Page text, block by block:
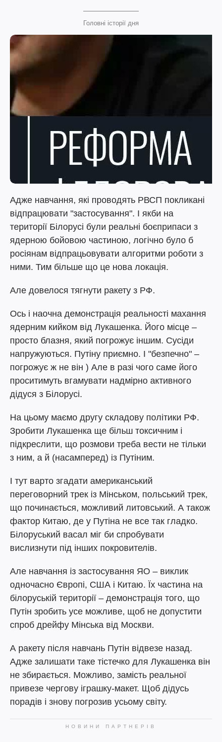
Головні історії дня
Адже навчання, які проводять РВСП покликані
відпрацювати "застосування". І якби на
території Білорусі були реальні боєприпаси з
ядерною бойовою частиною, логічно було б
росіянам відпрацьовувати алгоритми роботи з
ними. Тим більше що це нова локація.
Але довелося тягнути ракету з РФ.
Ось і наочна демонстрація реальності махання
ядерним кийком від Лукашенка. Його місце –
просто блазня, який погрожує іншим. Сусіди
напружуються. Путіну приємно. І "безпечно" –
погрожує ж не він ) Але в разі чого саме його
проситимуть вгамувати надмірно активного
дідуся з Білорусі.
На цьому маємо другу складову політики РФ.
Зробити Лукашенка ще більш токсичним і
підкреслити, що розмови треба вести не тільки
з ним, а й (насамперед) із Путіним.
І тут варто згадати американський
переговорний трек із Мінськом, польський трек,
що починається, можливий литовський. А також
фактор Китаю, де у Путіна не все так гладко.
Білоруський васал міг би спробувати
вислизнути під інших покровителів.
Але навчання із застосування ЯО – виклик
одночасно Європі, США і Китаю. Їх частина на
білоруській території – демонстрація того, що
Путін зробить усе можливе, щоб не допустити
спроб дрейфу Мінська від Москви.
А ракету після навчань Путін відвезе назад.
Адже залишати таке тістечко для Лукашенка він
не збирається. Можливо, замість реальної
привезе чергову іграшку-макет. Щоб дідусь
порадів і знову погрозив усьому світу.